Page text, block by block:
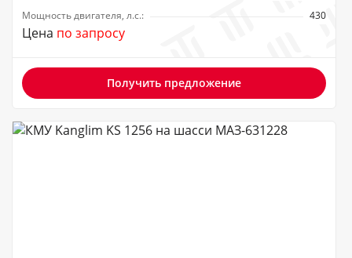
Мощность двигателя, л.с.:
430
Цена по запросу
Получить предложение